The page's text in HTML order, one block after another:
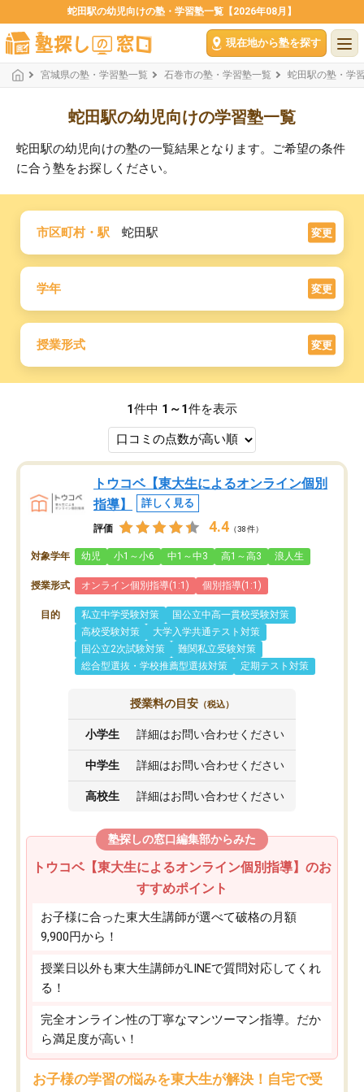
蛇田駅の幼児向けの塾・学習塾一覧【2026年08月】
現在地から塾を探す
宮城県の塾・学習塾一覧 石巻市の塾・学習塾一覧 蛇田駅の塾・学
蛇田駅の幼児向けの学習塾一覧
蛇田駅の幼児向けの塾の一覧結果となります。ご希望の条件
に合う塾をお探しください。
市区町村・駅 蛇田駅 変更
学年 変更
授業形式 変更
1件中 1～1件を表示
トウコベ【東大生によるオンライン個別
指導】
詳しく見る
評価 4.4 （38件）
対象学年 幼児 小1～小6 中1～中3 高1～高3 浪人生
授業形式 オンライン個別指導(1:1) 個別指導(1:1)
目的 私立中学受験対策
国公立中高一貫校受験対策
高校受験対策
大学入学共通テスト対策
国公立2次試験対策
難関私立受験対策
総合型選抜・学校推薦型選抜対策
定期テスト対策
授業料の目安 （税込）
小学生 詳細はお問い合わせください
中学生 詳細はお問い合わせください
高校生 詳細はお問い合わせください
塾探しの窓口編集部からみた
トウコベ【東大生によるオンライン個別指導】のお
すすめポイント
お子様に合った東大生講師が選べて破格の月額
9,900円から！
授業日以外も東大生講師がLINEで質問対応してくれ
る！
完全オンライン性の丁寧なマンツーマン指導。だか
ら満足度が高い！
お子様の学習の悩みを東大生が解決！自宅で受